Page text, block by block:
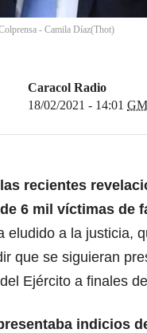
- Camila Díaz(Thot)
Caracol Radio
18/02/2021 - 14:01
recientes
6 mil víctimas de
eludido a la justicia,
que se siguieran
Ejército a finales
indicios